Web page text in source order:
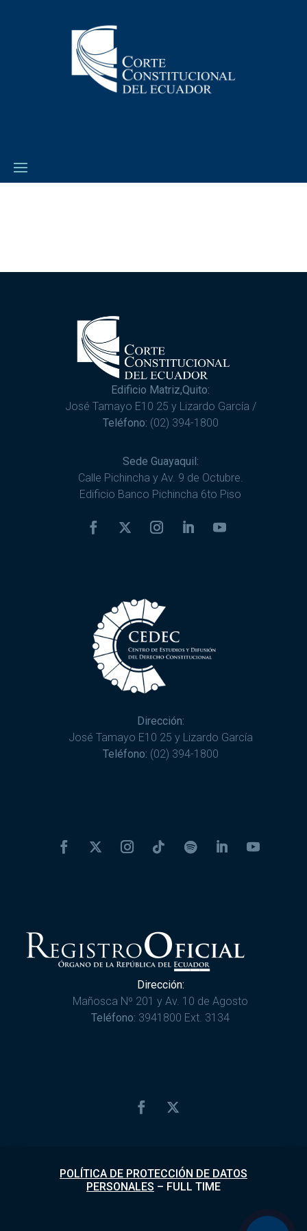
Edificio Matriz,Quito:
José Tamayo E10 25 y Lizardo García /
Teléfono: (02) 394-1800
Sede Guayaquil:
Calle Pichincha y Av. 9 de Octubre.
Edificio Banco Pichincha 6to Piso
Dirección:
José Tamayo E10 25 y Lizardo García
Teléfono: (02) 394-1800
Dirección:
Mañosca Nº 201 y Av. 10 de Agosto
Teléfono: 3941800 Ext. 3134
POLÍTICA DE PROTECCIÓN DE DATOS
PERSONALES – FULL TIME